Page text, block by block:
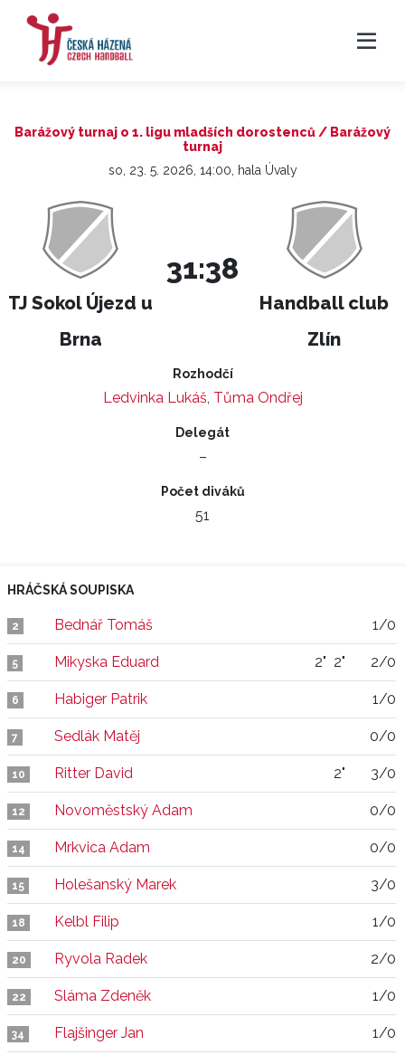
Barážový turnaj o 1. ligu mladších dorostenců / Barážový
turnaj
so, 23. 5. 2026, 14:00, hala Úvaly
TJ Sokol Újezd u
Brna
31:38
Handball club
Zlín
Rozhodčí
Ledvinka Lukáš, Tůma Ondřej
Delegát
–
Počet diváků
51
HRÁČSKÁ SOUPISKA
2 Bednář Tomáš 1/0
5 Mikyska Eduard 2" 2" 2/0
6 Habiger Patrik 1/0
7 Sedlák Matěj 0/0
10 Ritter David 2" 3/0
12 Novoměstský Adam 0/0
14 Mrkvica Adam 0/0
15 Holešanský Marek 3/0
18 Kelbl Filip 1/0
20 Ryvola Radek 2/0
22 Sláma Zdeněk 1/0
34 Flajšinger Jan 1/0